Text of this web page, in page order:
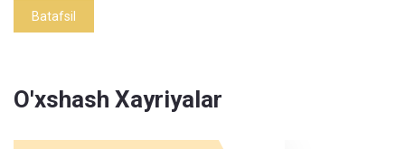
Batafsil
O'xshash Xayriyalar